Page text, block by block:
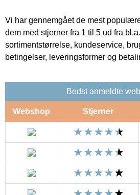
Vi har gennemgået de mest
dem med stjerner fra 1 til 5 ud fra
sortimentstørrelse, kundeservice,
betingelser, leveringsformer og
Bedst anmeldte
Webshop Stjerner